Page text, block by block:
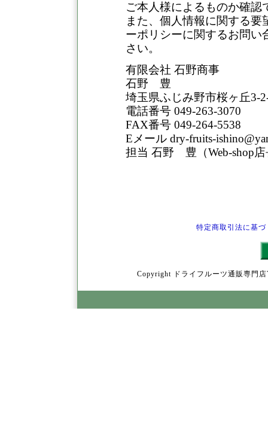
ご本人様によるものか確
また、個人情報に関する
ーポリシーに関するお問い
さい。
有限会社 石野商事
石野 豊
埼玉県ふじみ野市桜ヶ丘3-
電話番号 049-263-3070
FAX番号 049-264-5538
Eメール dry-fruits-
担当 石野 豊（Web-shop店
特定商取引法に基づ
Copyright ドライフルーツ通販専門